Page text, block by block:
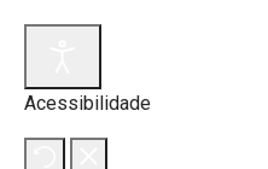
Acessibilidade